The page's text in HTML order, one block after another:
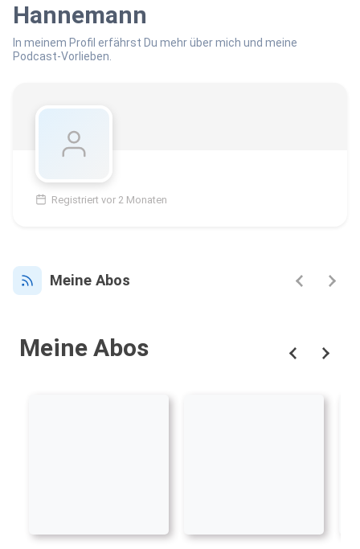
Hannemann
In meinem Profil erfährst Du mehr über mich und meine
Podcast-Vorlieben.
Registriert vor 2 Monaten
Meine Abos
Meine Abos